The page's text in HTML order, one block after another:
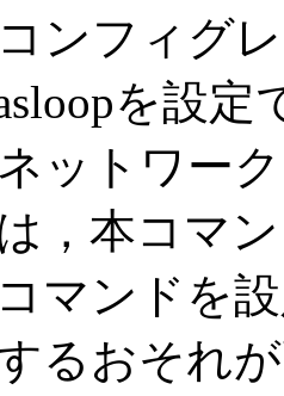
ンフィグ
を設
ットワー
，本コマ
マンドを
るおそれ